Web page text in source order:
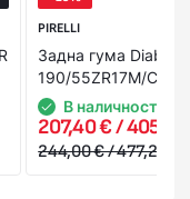
PIRELLI
Задна гума Diablo
190/55ZR17M/CTL
В наличност
207,40 € / 405,64
244,00 € / 477,22 лв.